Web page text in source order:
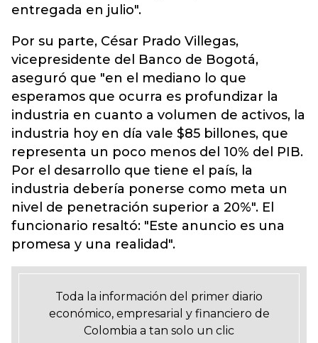
entregada en julio".
Por su parte, César Prado Villegas,
vicepresidente del Banco de Bogotá,
aseguró que "en el mediano lo que
esperamos que ocurra es profundizar la
industria en cuanto a volumen de activos, la
industria hoy en día vale $85 billones, que
representa un poco menos del 10% del PIB.
Por el desarrollo que tiene el país, la
industria debería ponerse como meta un
nivel de penetración superior a 20%". El
funcionario resaltó: "Este anuncio es una
promesa y una realidad".
Toda la información del primer diario
económico, empresarial y financiero de
Colombia a tan solo un clic